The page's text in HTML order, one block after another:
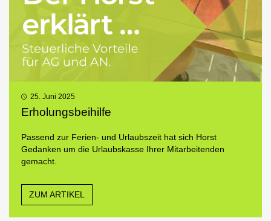
25. Juni 2025
Erholungsbeihilfe
Passend zur Ferien- und Urlaubszeit hat sich Horst
Gedanken um die Urlaubskasse Ihrer Mitarbeitenden
gemacht.
ZUM ARTIKEL